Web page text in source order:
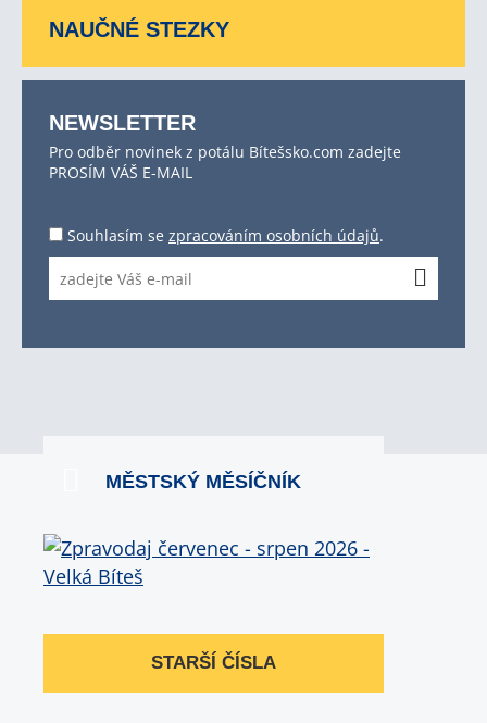
NAUČNÉ STEZKY
NEWSLETTER
Pro odběr novinek z potálu Bítešsko.com zadejte
PROSÍM VÁŠ E-MAIL
Souhlasím se zpracováním osobních údajů.
MĚSTSKÝ MĚSÍČNÍK
STARŠÍ ČÍSLA